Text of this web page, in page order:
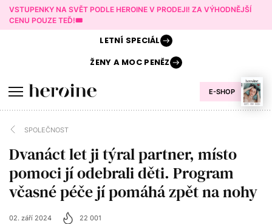
VSTUPENKY NA SVĚT PODLE HEROINE V PRODEJI! ZA VÝHODNĚJŠÍ
CENU POUZE TEĎ!🎟️
E-SHOP
LETNÍ SPECIÁL
ŽENY AMOC PENĚZ
SPOLEČNOST
Dvanáct let ji týral partner, místo
pomoci jí odebrali děti. Program
včasné péče jí pomáhá zpět na nohy
02. září 2024 22 001